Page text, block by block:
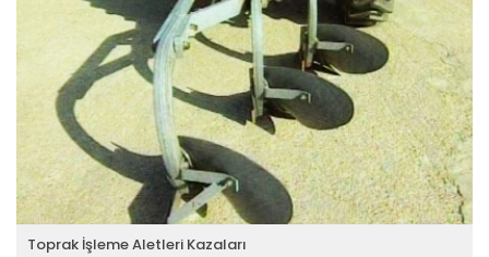
Toprak İşleme Aletleri Kazaları